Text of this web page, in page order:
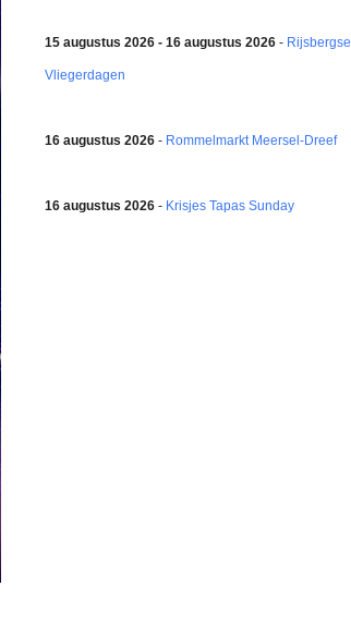
15 augustus 2026 - 16 augustus 2026- Rijsbergse
Vliegerdagen
16 augustus 2026- Rommelmarkt Meersel-Dreef
16 augustus 2026- Krisjes Tapas Sunday